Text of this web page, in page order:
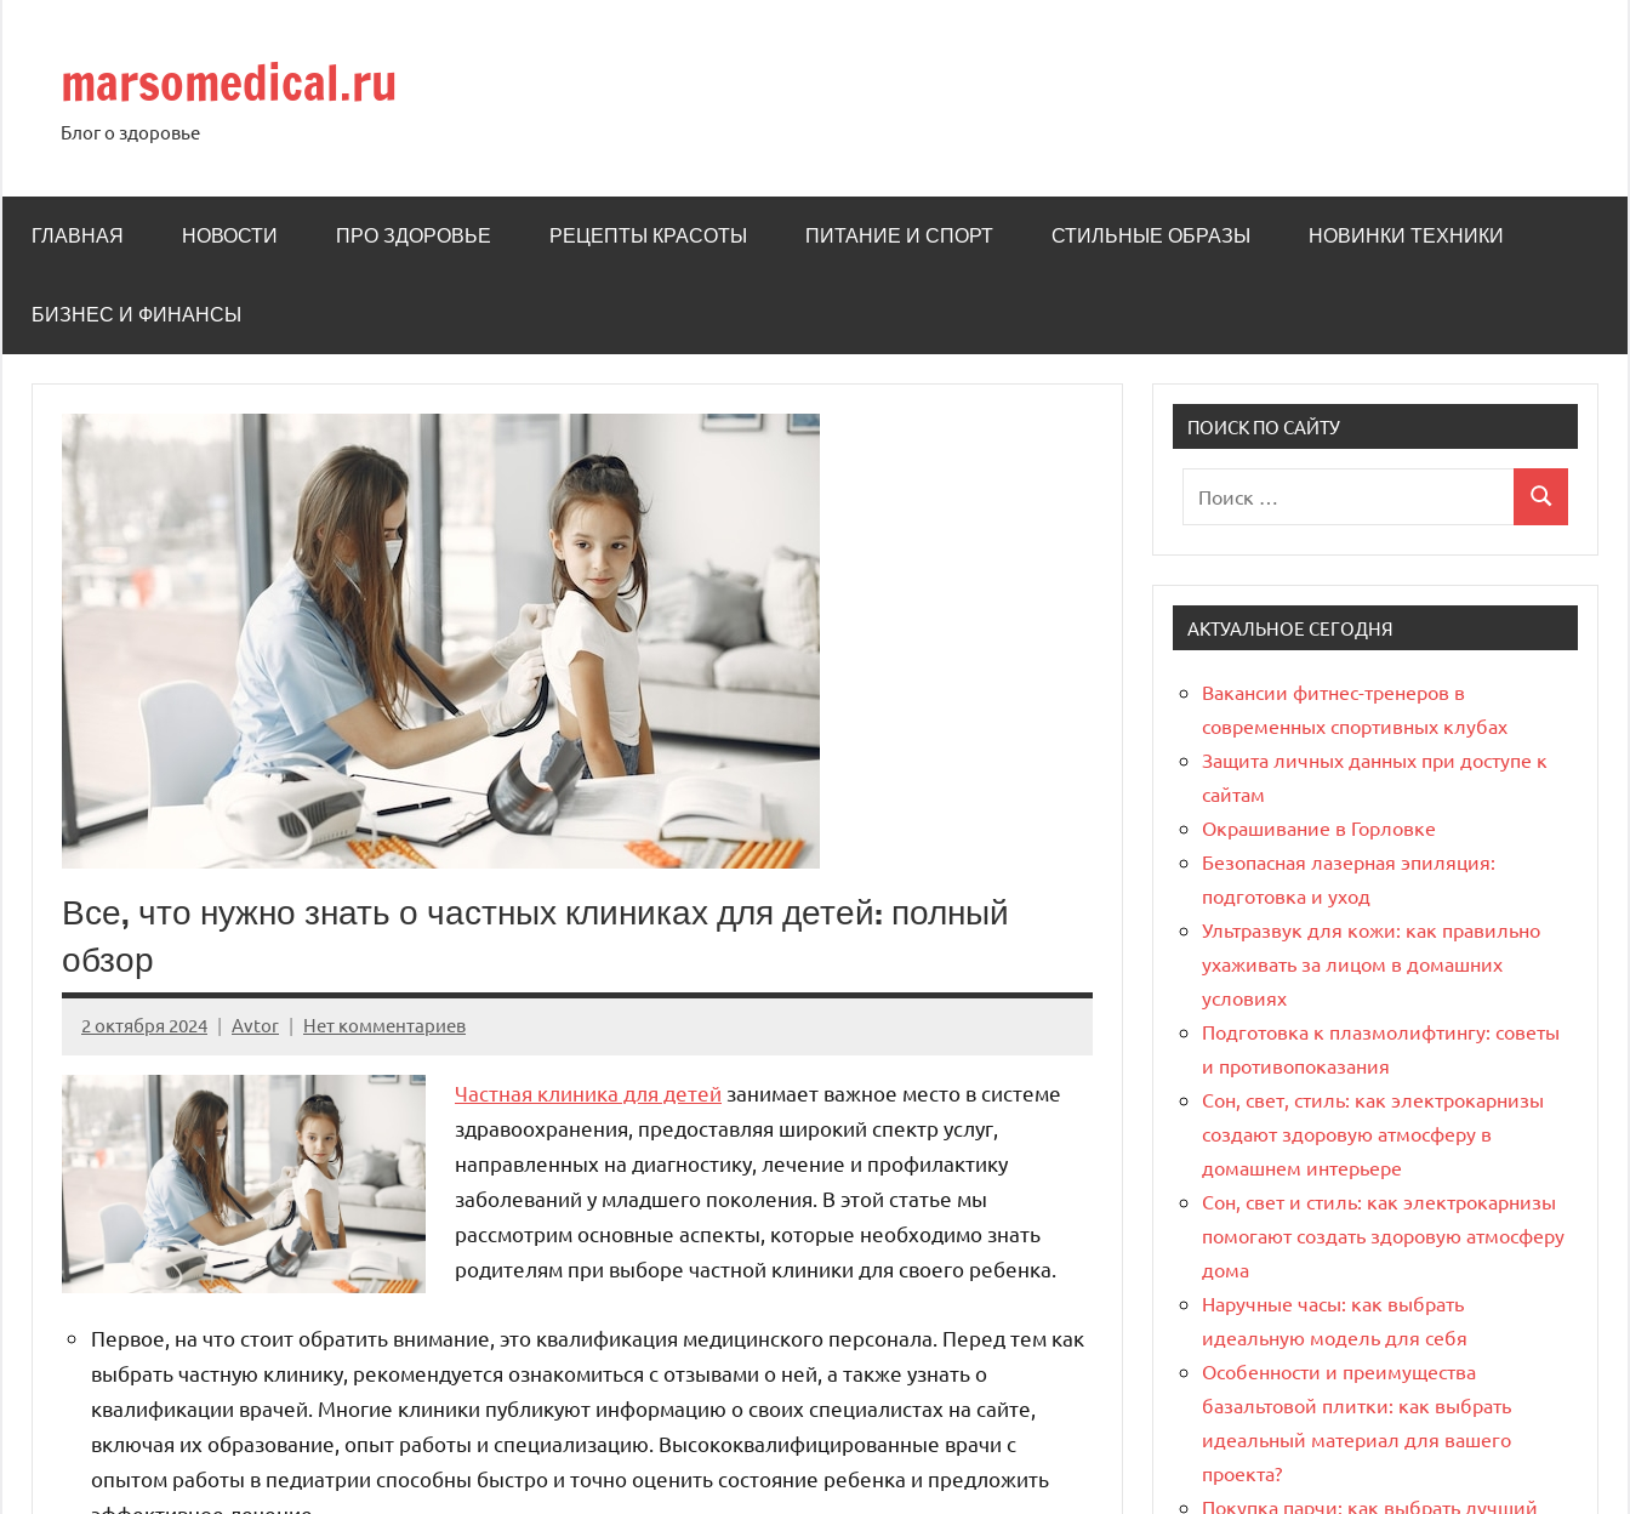
содержимому
marsomedical.ru
Блог о здоровье
ГЛАВНАЯ НОВОСТИ ПРО ЗДОРОВЬЕ РЕЦЕПТЫ КРАСОТЫ ПИТАНИЕ И СПОРТ СТИЛЬНЫЕ ОБРАЗЫ НОВИНКИ ТЕХНИКИ
БИЗНЕС И ФИНАНСЫ
Все, что нужно знать о частных клиниках для детей: полный
обзор
2 октября 2024 Avtor Нет комментариев
Частная клиника для детей занимает важное место в системе
здравоохранения, предоставляя широкий спектр услуг,
направленных на диагностику, лечение и профилактику
заболеваний у младшего поколения. В этой статье мы
рассмотрим основные аспекты, которые необходимо знать
родителям при выборе частной клиники для своего ребенка.
Первое, на что стоит обратить внимание, это квалификация медицинского персонала. Перед тем как
выбрать частную клинику, рекомендуется ознакомиться с отзывами о ней, а также узнать о
квалификации врачей. Многие клиники публикуют информацию о своих специалистах на сайте,
включая их образование, опыт работы и специализацию. Высококвалифицированные врачи с
опытом работы в педиатрии способны быстро и точно оценить состояние ребенка и предложить
ПОИСК ПО САЙТУ
для:
Поиск
АКТУАЛЬНОЕ СЕГОДНЯ
Вакансии фитнес-тренеров в
современных спортивных клубах
Защита личных данных при доступе к
сайтам
Окрашивание в Горловке
Безопасная лазерная эпиляция:
подготовка и уход
Ультразвук для кожи: как правильно
ухаживать за лицом в домашних
условиях
Подготовка к плазмолифтингу: советы
и противопоказания
Сон, свет, стиль: как электрокарнизы
создают здоровую атмосферу в
домашнем интерьере
Сон, свет и стиль: как электрокарнизы
помогают создать здоровую атмосферу
дома
Наручные часы: как выбрать
идеальную модель для себя
Особенности и преимущества
базальтовой плитки: как выбрать
идеальный материал для вашего
проекта?
Покупка парчи: как выбрать лучший